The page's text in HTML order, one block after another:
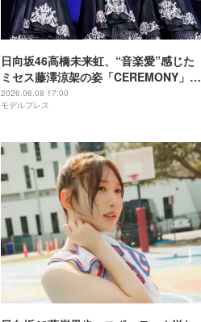
日向坂46高橋未来虹、“音楽愛”感じた
ミセス藤澤涼架の姿「CEREMONY」で
見た無邪気な一面【インタビュー】
2026.06.08 17:00
モデルプレス